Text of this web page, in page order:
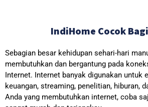
IndiHome Cocok
Sebagian besar kehidupan sehari-hari
membutuhkan dan bergantung pada
Internet. Internet banyak digunakan untuk
keuangan, streaming, penelitian, hiburan,
Anda yang membutuhkan internet, coba